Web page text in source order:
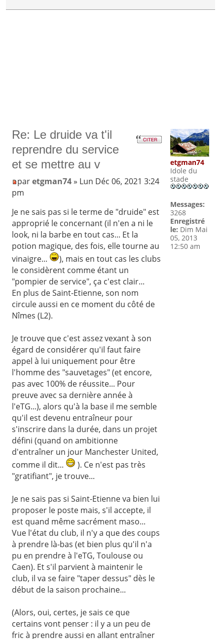
Re: Le druide va t'il
reprendre du service
et se mettre au v
paretgman74» Lun Déc 06, 2021 3:24
pm
Je ne sais pas si le terme de "druide" est
approprié le concernant (il n'en a ni le
look, ni la barbe en tout cas... Et la
potion magique, des fois, elle tourne au
vinaigre...
), mais en tout cas les clubs
le considèrent comme étant un
"pompier de service", ça c'est clair...
En plus de Saint-Etienne, son nom
circule aussi en ce moment du côté de
Nîmes (L2).
Je trouve que c'est assez vexant à son
égard de considérer qu'il faut faire
appel à lui uniquement pour être
l'homme des "sauvetages" (et encore,
pas avec 100% de réussite... Pour
preuve avec sa dernière année à
l'eTG...), alors qu'à la base il me semble
qu'il est devenu entraîneur pour
s'inscrire dans la durée, dans un projet
défini (quand on ambitionne
d'entraîner un jour Manchester United,
comme il dit...
). Ce n'est pas très
"gratifiant", je trouve...
Je ne sais pas si Saint-Etienne va bien lui
proposer le poste mais, s'il accepte, il
est quand même sacrément maso...
Vue l'état du club, il n'y a que des coups
à prendre là-bas (et bien plus qu'il n'a
pu en prendre à l'eTG, Toulouse ou
Caen). Et s'il parvient à maintenir le
club, il va se faire "taper dessus" dès le
début de la saison prochaine...
(Alors, oui, certes, je sais ce que
certains vont penser : il y a un peu de
fric à prendre aussi en allant entraîner
etgman74
Idole du
stade
Messages:
3268
Enregistré
le: Dim Mai
05, 2013
12:50 am